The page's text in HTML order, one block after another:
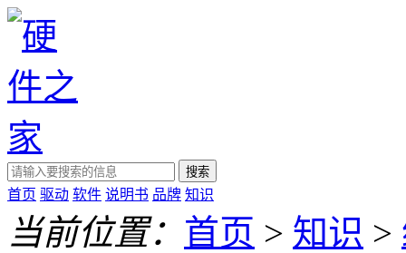
搜索
首页 驱动 软件 说明书 品牌 知识
当前位置： 首页 > 知识 >